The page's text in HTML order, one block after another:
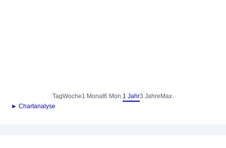
TagWoche1 Monat6 Mon.1 Jahr3 Jahre Max.
► Chartanalyse